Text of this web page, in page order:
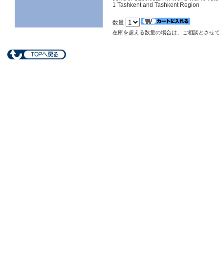
1 Tashkent and Tashkent Region
数量
在庫を超える数量の場合は、ご相談とさせ